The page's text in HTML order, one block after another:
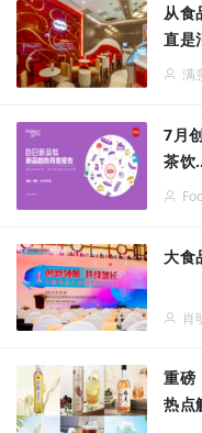
从食
直是
满
7月
茶饮
大食
肖
重磅
热点